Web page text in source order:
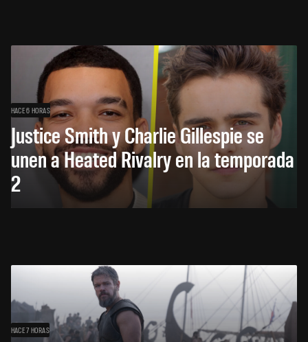
HACE 6 HORAS
Justice Smith y Charlie Gillespie se
unen a Heated Rivalry en la temporada
2
HACE 7 HORAS